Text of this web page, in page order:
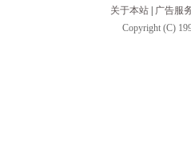
关于本站
广告服
Copyright (C)